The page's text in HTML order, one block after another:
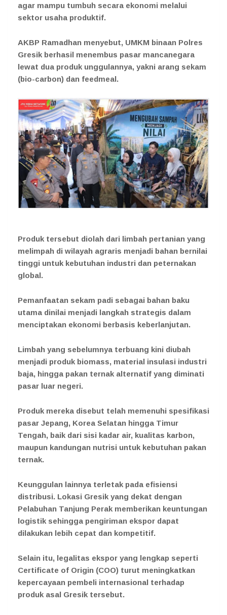
agar mampu tumbuh secara ekonomi melalui
sektor usaha produktif.
AKBP Ramadhan menyebut, UMKM binaan Polres
Gresik berhasil menembus pasar mancanegara
lewat dua produk unggulannya, yakni arang sekam
(bio-carbon) dan feedmeal.
Produk tersebut diolah dari limbah pertanian yang
melimpah di wilayah agraris menjadi bahan bernilai
tinggi untuk kebutuhan industri dan peternakan
global.
Pemanfaatan sekam padi sebagai bahan baku
utama dinilai menjadi langkah strategis dalam
menciptakan ekonomi berbasis keberlanjutan.
Limbah yang sebelumnya terbuang kini diubah
menjadi produk biomass, material insulasi industri
baja, hingga pakan ternak alternatif yang diminati
pasar luar negeri.
Produk mereka disebut telah memenuhi spesifikasi
pasar Jepang, Korea Selatan hingga Timur
Tengah, baik dari sisi kadar air, kualitas karbon,
maupun kandungan nutrisi untuk kebutuhan pakan
ternak.
Keunggulan lainnya terletak pada efisiensi
distribusi. Lokasi Gresik yang dekat dengan
Pelabuhan Tanjung Perak memberikan keuntungan
logistik sehingga pengiriman ekspor dapat
dilakukan lebih cepat dan kompetitif.
Selain itu, legalitas ekspor yang lengkap seperti
Certificate of Origin (COO) turut meningkatkan
kepercayaan pembeli internasional terhadap
produk asal Gresik tersebut.